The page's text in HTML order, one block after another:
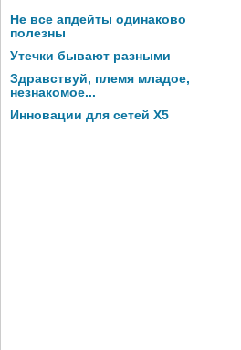
Не все апдейты одинаково
полезны
Утечки бывают разными
Здравствуй, племя младое,
незнакомое...
Инновации для сетей X5